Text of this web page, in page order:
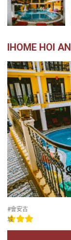
行
社
IHOME HOI AN
#會安古
城